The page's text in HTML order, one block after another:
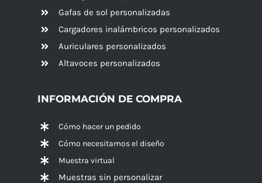
Gafas de sol personalizadas
Cargadores inalámbricos personalizados
Auriculares personalizados
Altavoces personalizados
INFORMACIÓN DE COMPRA
Cómo hacer un pedido
Cómo necesitamos el diseño
Muestra virtual
Muestras sin personalizar